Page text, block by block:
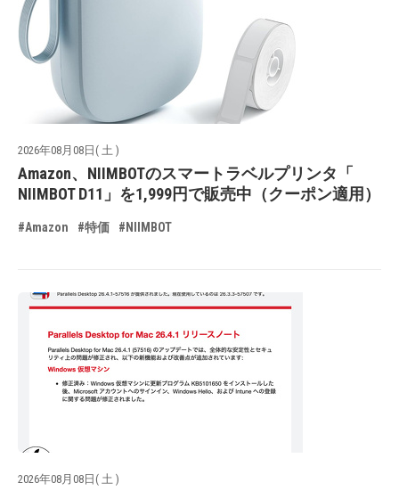
2026年08月08日( 土 )
Amazon、NIIMBOTのスマートラベルプリンタ「
NIIMBOT D11」を1,999円で販売中（クーポン適用）
#Amazon #特価 #NIIMBOT
2026年08月08日( 土 )